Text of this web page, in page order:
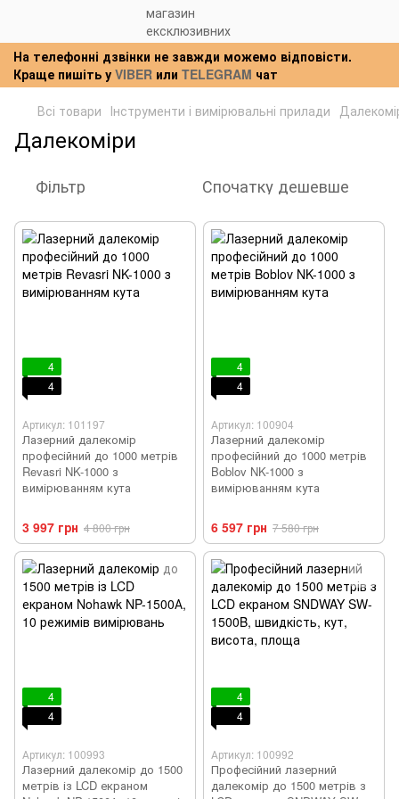
На телефонні дзвінки не завжди можемо відповісти.
Краще пишіть у VIBER или TELEGRAM чат
Всі товари Інструменти і вимірювальні прилади
Далекоміри
Фільтр Спочатку дешевше
4
4
Артикул: 101197
Лазерний далекомір
професійний до 1000 метрів
Revasri NK-1000 з
вимірюванням кута
3 997 грн 4 800 грн
4
4
Артикул: 100904
Лазерний далекомір
професійний до 1000 метрів
Boblov NK-1000 з
вимірюванням кута
6 597 грн 7 580 грн
4
4
Артикул: 100993
Лазерний далекомір до 1500
метрів із LCD екраном
4
4
Артикул: 100992
Професійний лазерний
далекомір до 1500 метрів з